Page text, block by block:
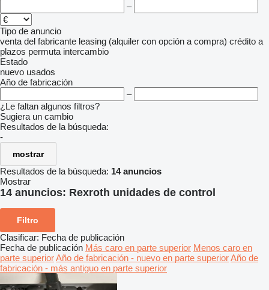
–
Tipo de anuncio
venta del fabricante leasing (alquiler con opción a compra) crédito a
plazos permuta intercambio
Estado
nuevo usados
Año de fabricación
–
¿Le faltan algunos filtros?
Sugiera un cambio
Resultados de la búsqueda:
-
mostrar
Resultados de la búsqueda: 14 anuncios
Mostrar
14 anuncios: Rexroth unidades de control
Filtro
Clasificar: Fecha de publicación
Fecha de publicación Más caro en parte superior Menos caro en
parte superiorAño de fabricación - nuevo en parte superiorAño de
fabricación - más antiguo en parte superior